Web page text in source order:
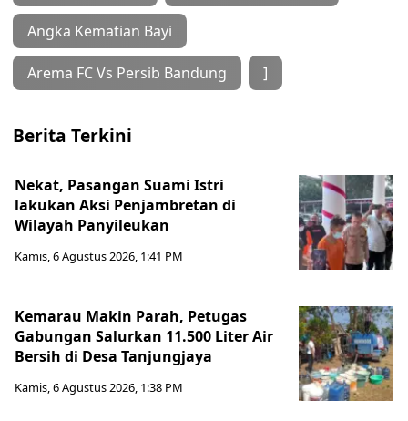
Angka Kematian Bayi
Arema FC Vs Persib Bandung ]
Berita Terkini
Nekat, Pasangan Suami Istri
lakukan Aksi Penjambretan di
Wilayah Panyileukan
Kamis, 6 Agustus 2026, 1:41 PM
Kemarau Makin Parah, Petugas
Gabungan Salurkan 11.500 Liter Air
Bersih di Desa Tanjungjaya
Kamis, 6 Agustus 2026, 1:38 PM